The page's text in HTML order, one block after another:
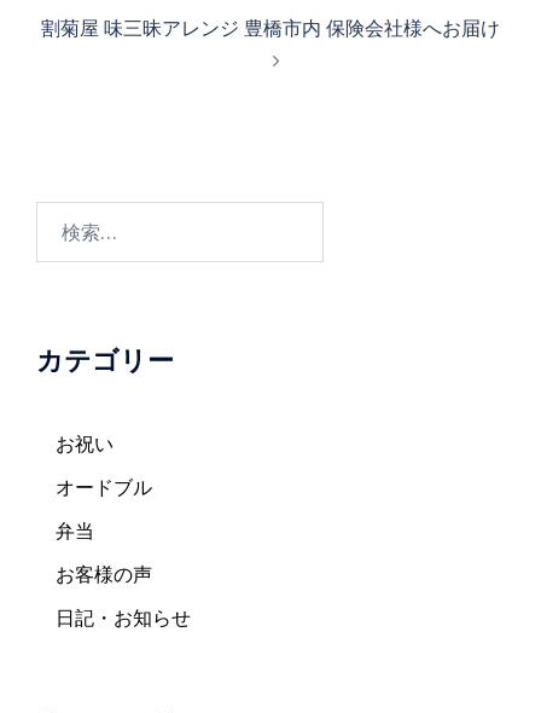
ビ
ゲ割菊屋 味三昧アレンジ 豊橋市内 保険会社様へお届け
カテゴリー
お祝い
オードブル
弁当
お客様の声
日記・お知らせ